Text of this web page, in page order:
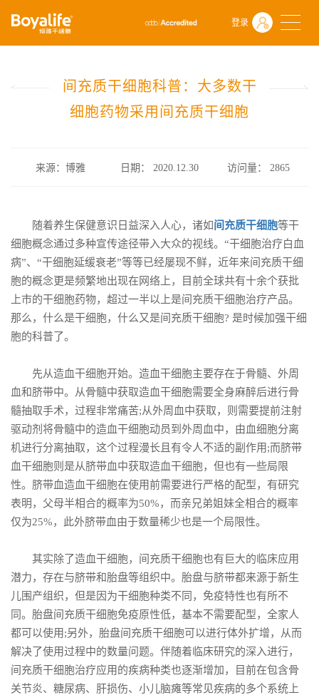
登录
首页 什么是干细胞
前沿动态
间充质干细胞科普：大多数干细胞药物采用间充质干细胞
间充质干细胞科普：大多数干
细胞药物采用间充质干细胞
来源：博雅 日期： 2020.12.30 访问量：2865
随着养生保健意识日益深入人心，诸如间充质干细胞等干
细胞概念通过多种宣传途径带入大众的视线。“干细胞治疗白血
病”、“干细胞延缓衰老”等等已经屡现不鲜，近年来间充质干细
胞的概念更是频繁地出现在网络上，目前全球共有十余个获批
上市的干细胞药物，超过一半以上是间充质干细胞治疗产品。
那么，什么是干细胞，什么又是间充质干细胞? 是时候加强干细
胞的科普了。
先从造血干细胞开始。造血干细胞主要存在于骨髓、外周
血和脐带中。从骨髓中获取造血干细胞需要全身麻醉后进行骨
髓抽取手术，过程非常痛苦;从外周血中获取，则需要提前注射
驱动剂将骨髓中的造血干细胞动员到外周血中，由血细胞分离
机进行分离抽取，这个过程漫长且有令人不适的副作用;而脐带
血干细胞则是从脐带血中获取造血干细胞，但也有一些局限
性。脐带血造血干细胞在使用前需要进行严格的配型，有研究
表明，父母半相合的概率为50%，而亲兄弟姐妹全相合的概率
仅为25%，此外脐带血由于数量稀少也是一个局限性。
其实除了造血干细胞，间充质干细胞也有巨大的临床应用
潜力，存在与脐带和胎盘等组织中。胎盘与脐带都来源于新生
儿围产组织，但是因为干细胞种类不同，免疫特性也有所不
同。胎盘间充质干细胞免疫原性低，基本不需要配型，全家人
都可以使用;另外，胎盘间充质干细胞可以进行体外扩增，从而
解决了使用过程中的数量问题。伴随着临床研究的深入进行，
间充质干细胞治疗应用的疾病种类也逐渐增加，目前在包含骨
关节炎、糖尿病、肝损伤、小儿脑瘫等常见疾病的多个系统上